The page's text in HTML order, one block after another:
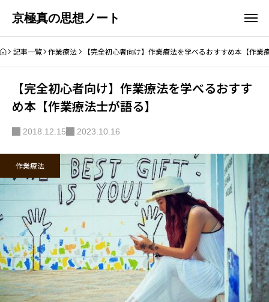
京極真の思想ノート
記事一覧 作業療法 【完全初心者向け】作業療法を学べるおすすめ本【作業
【完全初心者向け】作業療法を学べるおすす
め本【作業療法士が語る】
2018.12.15 2023.10.16
作業療法